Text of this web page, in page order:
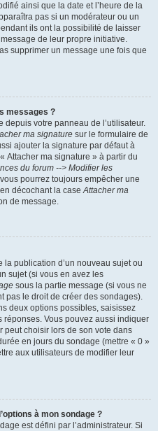
ainsi que la date et l’heure de la
pas si un modérateur ou un
ils ont la possibilité de laisser
de leur propre initiative.
supprimer un message une fois que
messages ?
depuis votre panneau de l’utilisateur.
ma signature sur le formulaire de
ajouter la signature par défaut à
Attacher ma signature » à partir du
du forum --> Modifier les
pourrez toujours empêcher une
décochant la caseAttacher ma
de message.
la publication d’un nouveau sujet ou
sujet (si vous en avez les
sous la partie message (si vous ne
pas le droit de créer des sondages).
deux options possibles, saisissez
Vous pouvez aussi indiquer
peut choisir lors de son vote dans
en jours du sondage (mettre « 0 »
aux utilisateurs de modifier leur
à mon sondage ?
est défini par l’administrateur. Si